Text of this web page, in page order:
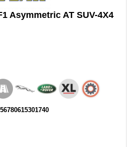
Asymmetric AT SUV-4X4